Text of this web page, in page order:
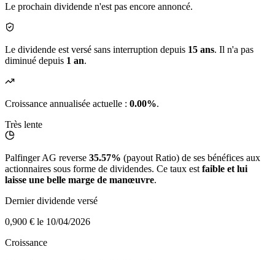
Le prochain dividende n'est pas encore annoncé.
Le dividende est versé sans interruption depuis 15 ans. Il n'a pas
diminué depuis 1 an.
Croissance annualisée actuelle : 0.00%.
Très lente
Palfinger AG reverse 35.57% (payout Ratio) de ses bénéfices aux
actionnaires sous forme de dividendes. Ce taux est faible et lui
laisse une belle marge de manœuvre.
Dernier dividende versé
0,900 € le 10/04/2026
Croissance